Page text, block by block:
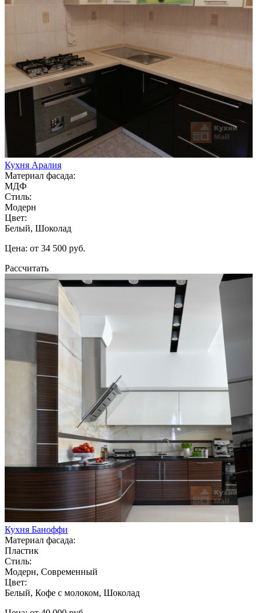
Кухня Аралия
Материал фасада:
МДФ
Стиль:
Модерн
Цвет:
Белый, Шоколад
Цена: от 34 500 руб.
Рассчитать
Кухня Баноффи
Материал фасада:
Пластик
Стиль:
Модерн, Современный
Цвет:
Белый, Кофе с молоком, Шоколад